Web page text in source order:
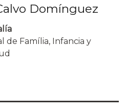
Domínguez
de Família, Infancia y